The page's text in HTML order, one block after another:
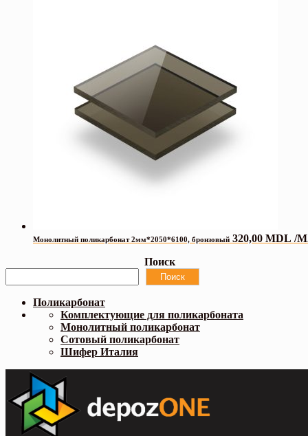
Монолитный поликарбонат 2мм*2050*6100, бронзовый 320,00 MDL /
Поиск
Поиск
Поликарбонат
Комплектующие для поликарбоната
Монолитный поликарбонат
Сотовый поликарбонат
Шифер Италия